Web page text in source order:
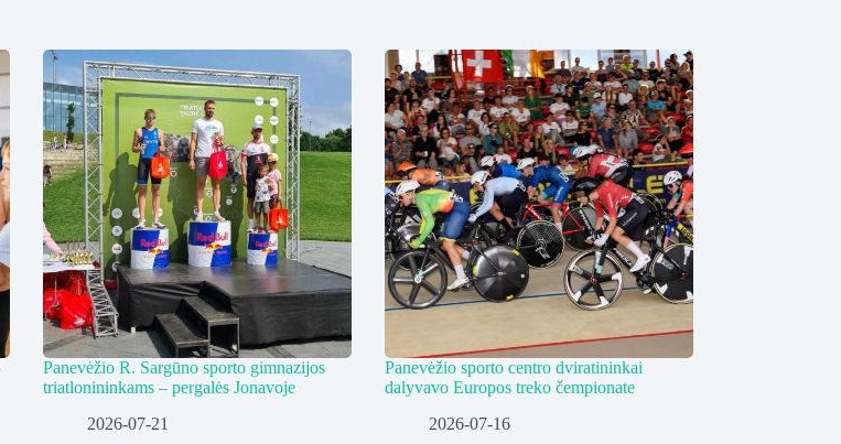
Panevėžio R. Sargūno sporto gimnazijos
triatlonininkams – pergalės Jonavoje
2026-07-21
Panevėžio sporto centro dviratininkai
dalyvavo Europos treko čempionate
2026-07-16